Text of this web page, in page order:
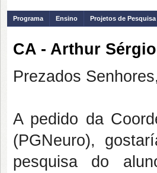
Programa Ensino Projetos de Pesquisa
CA - Arthur
Prezados Senhores,
A pedido da
(PGNeuro),
pesquisa do